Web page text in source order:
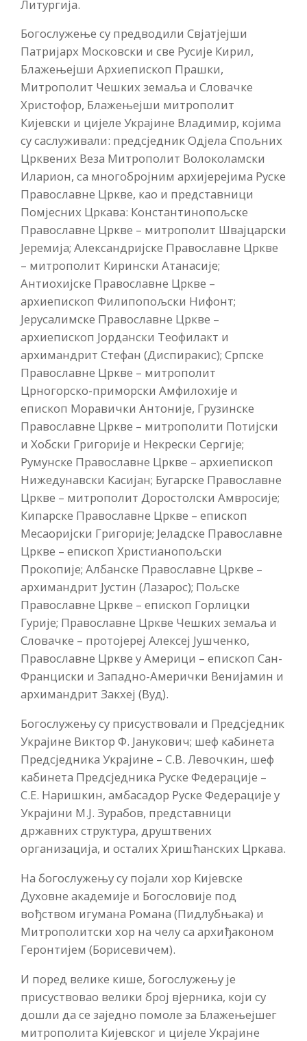
Литургија.
Богослужење су предводили Свјатјејши
Патријарх Московски и све Русије Кирил,
Блажењејши Архиепископ Прашки,
Митрополит Чешких земаља и Словачке
Христофор, Блажењејши митрополит
Кијевски и цијеле Украјине Владимир, којима
су саслуживали: предсједник Одјела Спољних
Црквених Веза Митрополит Волоколамски
Иларион, са многобројним архијерејима Руске
Православне Цркве, као и представници
Помјесних Цркава: Константинопољске
Православне Цркве – митрополит Швајцарски
Јеремија; Александријске Православне Цркве
– митрополит Кирински Атанасије;
Антиохијске Православне Цркве –
архиепископ Филипопољски Нифонт;
Јерусалимске Православне Цркве –
архиепископ Јордански Теофилакт и
архимандрит Стефан (Диспиракис); Српске
Православне Цркве – митрополит
Црногорско-приморски Амфилохије и
епископ Моравички Антоније, Грузинске
Православне Цркве – митрополити Потијски
и Хобски Григорије и Некрески Сергије;
Румунске Православне Цркве – архиепископ
Нижедунавски Касијан; Бугарске Православне
Цркве – митрополит Доростолски Амвросије;
Кипарске Православне Цркве – епископ
Месаоријски Григорије; Јеладске Православне
Цркве – епископ Христианопољски
Прокопије; Албанске Православне Цркве –
архимандрит Јустин (Лазарос); Пољске
Православне Цркве – епископ Горлицки
Гурије; Православне Цркве Чешких земаља и
Словачке – протојереј Алексеј Јушченко,
Православне Цркве у Америци – епископ Сан-
Франциски и Западно-Амерички Венијамин и
архимандрит Закхеј (Вуд).
Богослужењу су присуствовали и Предсједник
Украјине Виктор Ф. Јанукович; шеф кабинета
Предсједника Украјине – С.В. Левочкин, шеф
кабинета Предсједника Руске Федерације –
С.Е. Наришкин, амбасадор Руске Федерације у
Украјини М.Ј. Зурабов, представници
државних структура, друштвених
организација, и осталих Хришћанских Цркава.
На богослужењу су појали хор Кијевске
Духовне академије и Богословије под
вођством игумана Романа (Пидлубњака) и
Митрополитски хор на челу са архиђаконом
Геронтијем (Борисевичем).
И поред велике кише, богослужењу је
присуствовао велики број вјерника, који су
дошли да се заједно помоле за Блажењејшег
митрополита Кијевског и цијеле Украјине